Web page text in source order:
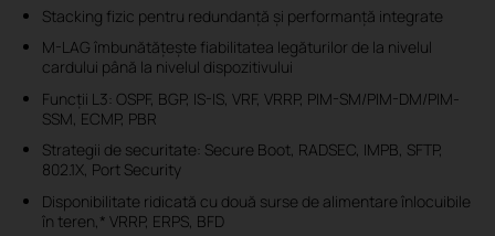
Stacking fizic pentru redundanță și performanță integrate
M-LAG îmbunătățește fiabilitatea legăturilor de la nivelul
cardului până la nivelul dispozitivului
Funcții L3: OSPF, BGP, IS-IS, VRF, VRRP, PIM-SM/PIM-DM/PIM-
SSM, ECMP, PBR
Strategii de securitate: Secure Boot, RADSEC, IMPB, SFTP,
802.1X, Port Security
Disponibilitate ridicată cu două surse de alimentare înlocuibile
în teren,* VRRP, ERPS, BFD